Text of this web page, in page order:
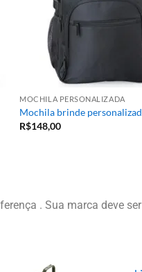
MOCHILA PERSONALIZADA
Mochila brinde
R$148,00
. Sua marca deve